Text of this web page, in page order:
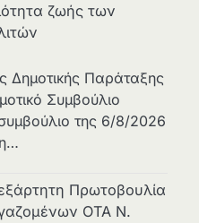
ζωής των
Δημοτικής Παράταξης
Συμβούλιο
της 6/8/2026
Πρωτοβουλία
ΟΤΑ Ν.